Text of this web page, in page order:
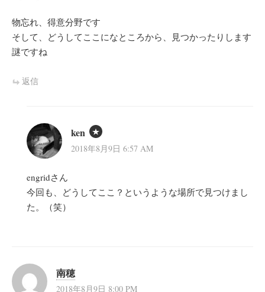
物忘れ、得意分野です
そして、どうしてここになところから、見つかったりします
謎ですね
返信
ken
2018年8月9日 6:57 AM
engridさん
今回も、どうしてここ？というような場所で見つけまし
た。（笑）
南穂
2018年8月9日 8:00 PM